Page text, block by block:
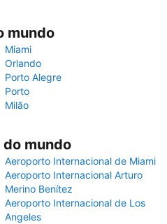
mundo
Miami
Orlando
Porto Alegre
Porto
Milão
mundo
Aeroporto Internacional de Miami
Aeroporto Internacional Arturo
Merino Benítez
Aeroporto Internacional de Los
Angeles